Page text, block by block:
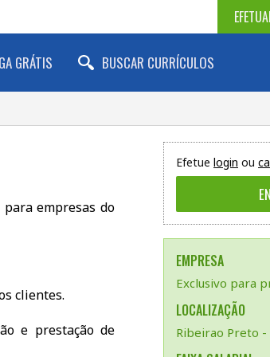
GRÁTIS BUSCAR CURRÍCULOS
Efetue login ou
EMPRESA
Exclusivo para
LOCALIZAÇÃO
Ribeirao Preto -
empresas do
clientes.
e prestação de